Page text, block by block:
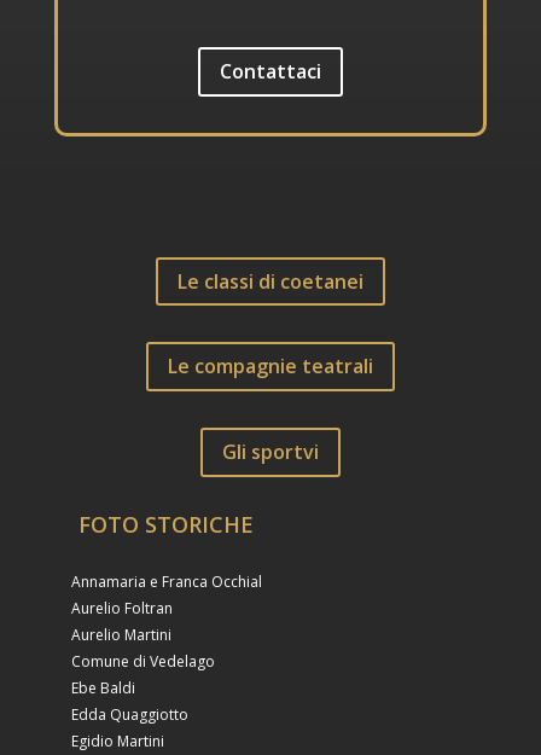
Contattaci
Le classi di coetanei
Le compagnie teatrali
Gli sportvi
FOTO STORICHE
Annamaria e Franca Occhial
Aurelio Foltran
Aurelio Martini
Comune di Vedelago
Ebe Baldi
Edda Quaggiotto
Egidio Martini